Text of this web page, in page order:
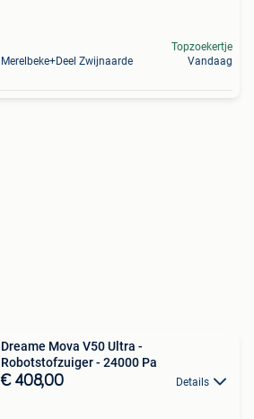
Merelbeke+Deel Zwijnaarde
Topzoekertje
Vandaag
Dreame Mova V50 Ultra -
Robotstofzuiger - 24000 Pa
€ 408,00 Details